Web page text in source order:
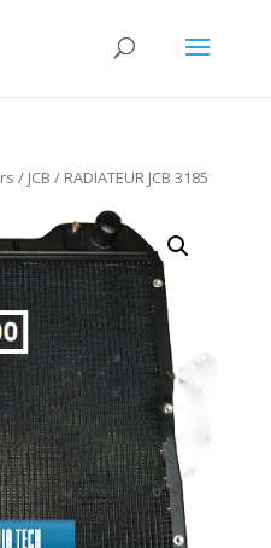
/ JCB / RADIATEUR JCB 3185